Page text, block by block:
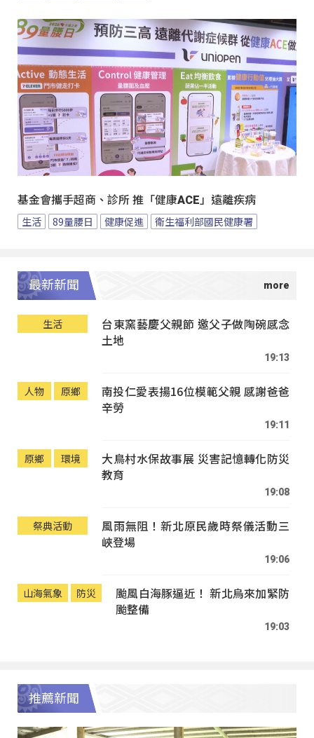
基金會攜手超商、診所 推「健康ACE」遠離疾病
生活 89量腰日 健康促進 衛生福利部國民健康署
最新新聞
生活
台東窯藝慶父親節 邀父子做陶碗感念
土地
19:13
人物 原鄉
南投仁愛表揚16位模範父親 感謝爸爸
辛勞
19:11
原鄉 環境
大鳥村水保故事展 災害記憶轉化防災
教育
19:08
祭典活動
風雨無阻！新北原民歲時祭儀活動三
峽登場
19:06
山海氣象 防災
颱風白海豚逼近！ 新北烏來加緊防
颱整備
19:03
推薦新聞